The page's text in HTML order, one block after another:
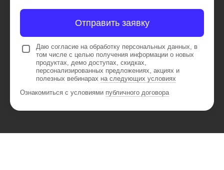
Отправить заявку
Даю согласие на обработку персональных данных, в
том числе с целью получения информации о новых
продуктах, демо доступах, скидках,
персонализированных предложениях, акциях и
полезных вебинарах на следующих условиях
Ознакомиться с условиями публичного договора